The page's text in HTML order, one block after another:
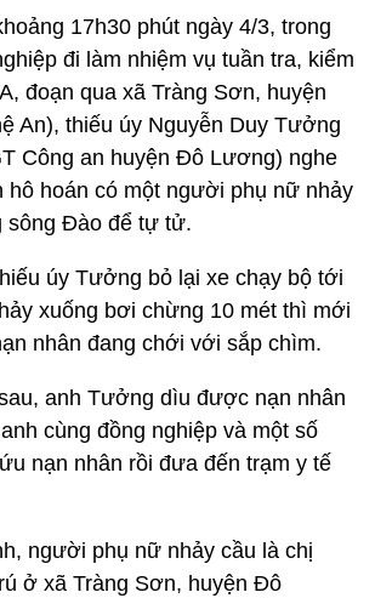
17h30 phút ngày 4/3, trong
đi làm nhiệm vụ tuần tra, kiểm
đoạn qua xã Tràng Sơn, huyện
An), thiếu úy Nguyễn Duy Tưởng
Công an huyện Đô Lương) nghe
hô hoán có một người phụ nữ nhảy
sông Đào để tự tử.
úy Tưởng bỏ lại xe chạy bộ tới
xuống bơi chừng 10 mét thì mới
nhân đang chới với sắp chìm.
anh Tưởng dìu được nạn nhân
cùng đồng nghiệp và một số
nạn nhân rồi đưa đến trạm y tế
người phụ nữ nhảy cầu là chị
ở xã Tràng Sơn, huyện Đô